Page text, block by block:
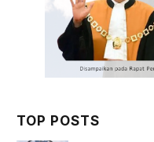
TOP POSTS